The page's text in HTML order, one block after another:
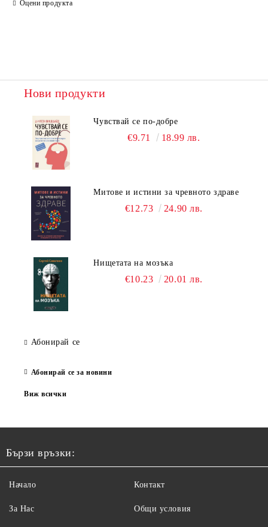
Оцени продукта
Нови продукти
Чувствай се по-добре
€9.71 18.99 лв.
Митове и истини за чревното здраве
€12.73 24.90 лв.
Нищетата на мозъка
€10.23 20.01 лв.
Абонирай се
Абонирай се за новини
Виж всички
Бързи връзки:
Начало
За Нас
Контакт
Общи условия